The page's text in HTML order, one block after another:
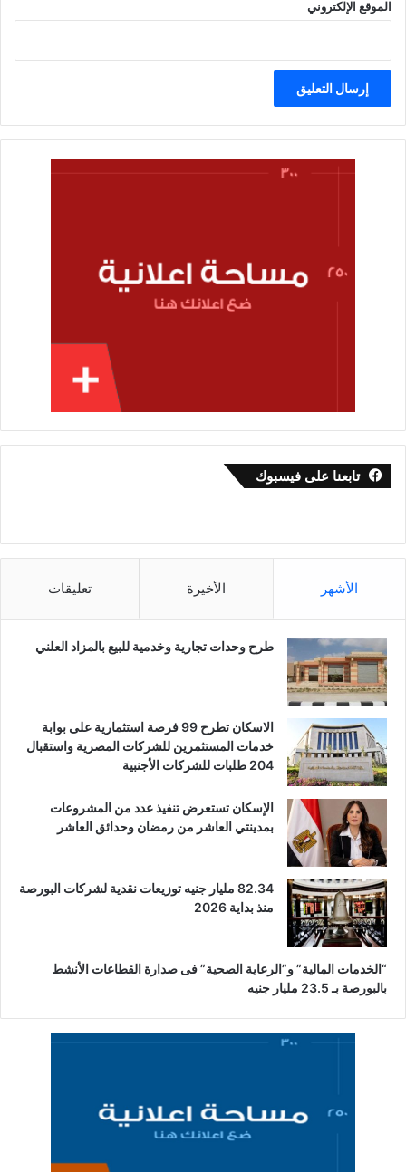
الموقع الإلكتروني
تابعنا على فيسبوك
الأشهر الأخيرة تعليقات
طرح وحدات تجارية وخدمية للبيع بالمزاد العلني
الاسكان تطرح 99 فرصة استثمارية على بوابة
خدمات المستثمرين للشركات المصرية واستقبال
204 طلبات للشركات الأجنبية
الإسكان تستعرض تنفيذ عدد من المشروعات
بمدينتي العاشر من رمضان وحدائق العاشر
82.34 مليار جنيه توزيعات نقدية لشركات البورصة
منذ بداية 2026
“الخدمات المالية” و”الرعاية الصحية” فى صدارة القطاعات الأنشط
بالبورصة بـ 23.5 مليار جنيه